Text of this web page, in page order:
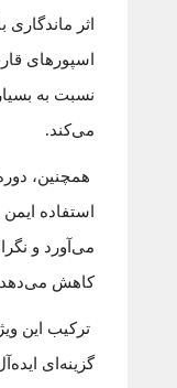
اثر ماندگاری
اسپورهای
نسبت به
می‌کند.
همچنین،
استفاده
می‌آورد و
کاهش
ترکیب این
گزینه‌ای